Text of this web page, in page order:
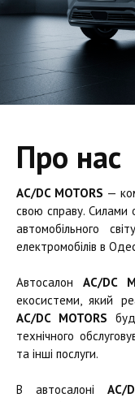
Про нас
AC/DC MOTORS —
свою справу. Силами
автомобільного
електромобілів в
АвтосалонAC/DC
екосистеми, який
AC/DC MOTORS
технічного
та інші послуги.
В автосалоніAC/